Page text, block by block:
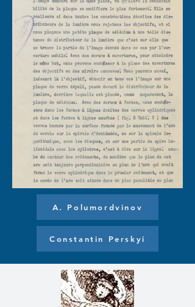
A. Polumordvinov
Constantin Perskyi